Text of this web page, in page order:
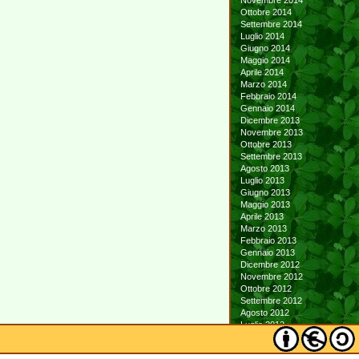
Ottobre 2014
Settembre 2014
Luglio 2014
Giugno 2014
Maggio 2014
Aprile 2014
Marzo 2014
Febbraio 2014
Gennaio 2014
Dicembre 2013
Novembre 2013
Ottobre 2013
Settembre 2013
Agosto 2013
Luglio 2013
Giugno 2013
Maggio 2013
Aprile 2013
Marzo 2013
Febbraio 2013
Gennaio 2013
Dicembre 2012
Novembre 2012
Ottobre 2012
Settembre 2012
Agosto 2012
Luglio 2012
Giugno 2012
Maggio 2012